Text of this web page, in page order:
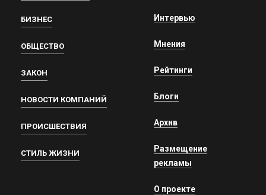
БИЗНЕС
ОБЩЕСТВО
ЗАКОН
НОВОСТИ КОМПАНИЙ
ПРОИСШЕСТВИЯ
СТИЛЬ ЖИЗНИ
Интервью
Мнения
Рейтинги
Блоги
Архив
Размещение
рекламы
О проекте